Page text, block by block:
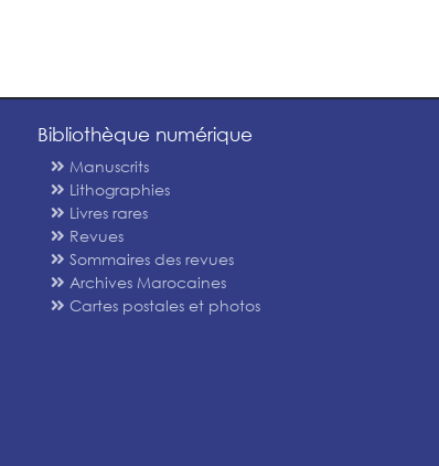
Bibliothèque numérique
Manuscrits
Lithographies
Livres rares
Revues
Sommaires des revues
Archives Marocaines
Cartes postales et photos